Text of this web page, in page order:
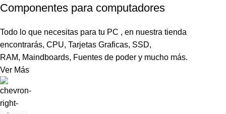
Componentes para computadores
Todo lo que necesitas para tu PC , en nuestra tienda
encontrarás, CPU, Tarjetas Graficas, SSD,
RAM, Maindboards, Fuentes de poder y mucho más.
Ver Más